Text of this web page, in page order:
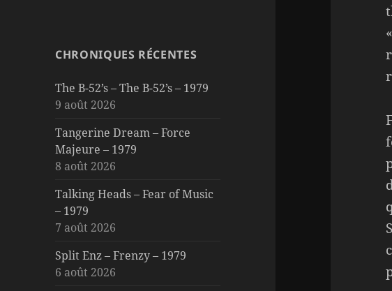
CHRONIQUES RÉCENTES
The B-52’s – The B-52’s – 1979
9 août 2026
Tangerine Dream – Force
Majeure – 1979
8 août 2026
Talking Heads – Fear of Music
– 1979
7 août 2026
Split Enz – Frenzy – 1979
6 août 2026